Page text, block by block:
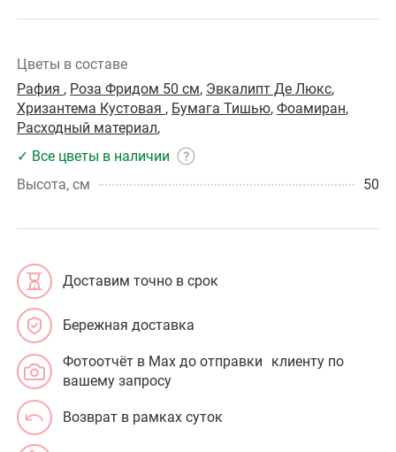
Цветы в составе
Рафия , Роза Фридом 50 см, Эвкалипт Де Люкс,
Хризантема Кустовая , Бумага Тишью, Фоамиран,
Расходный материал,
✓ Все цветы в наличии
Высота, см
50
Доставим точно в срок
Бережная доставка
Фотоотчёт в Max до отправки клиенту по
вашему запросу
Возврат в рамках суток